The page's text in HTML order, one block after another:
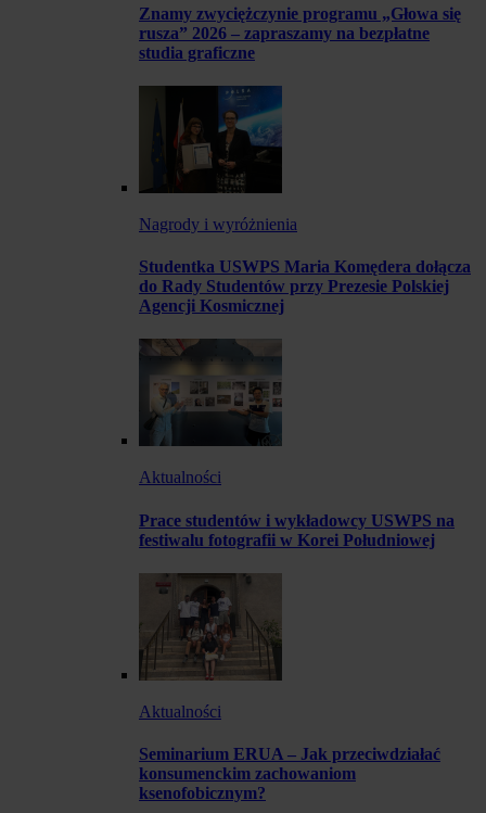
Znamy zwyciężczynie programu „Głowa się
rusza” 2026 – zapraszamy na bezpłatne
studia graficzne
Nagrody i wyróżnienia
Studentka USWPS Maria Komędera dołącza
do Rady Studentów przy Prezesie Polskiej
Agencji Kosmicznej
Aktualności
Prace studentów i wykładowcy USWPS na
festiwalu fotografii w Korei Południowej
Aktualności
Seminarium ERUA – Jak przeciwdziałać
konsumenckim zachowaniom
ksenofobicznym?